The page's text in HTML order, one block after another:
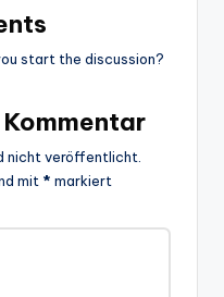
start the discussion?
nicht veröffentlicht.
mit * markiert